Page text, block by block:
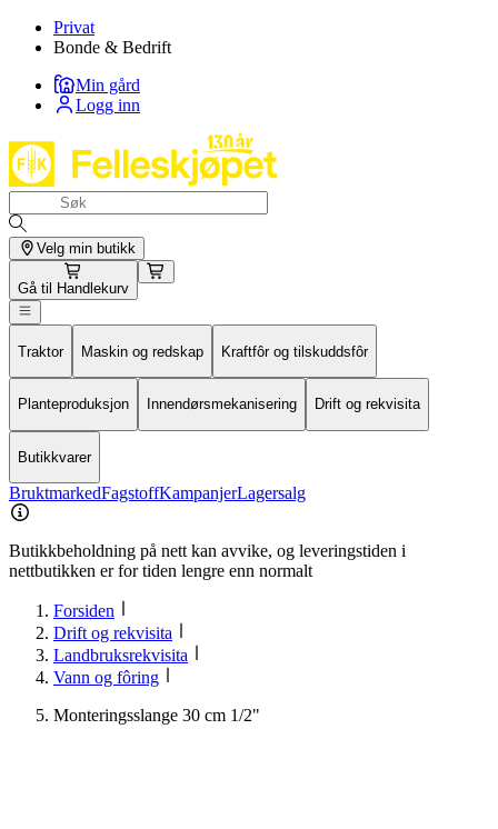
Privat
Bonde & Bedrift
Min gård
Logg inn
Velg min butikk
Gå til Handlekurv
Traktor Maskin og redskap Kraftfôr og tilskuddsfôr
Planteproduksjon Innendørsmekanisering Drift og rekvisita
Butikkvarer
BruktmarkedFagstoffKampanjerLagersalg
Butikkbeholdning på nett kan avvike, og leveringstiden i
nettbutikken er for tiden lengre enn normalt
Forsiden
Drift og rekvisita
Landbruksrekvisita
Vann og fôring
Monteringsslange 30 cm 1/2"